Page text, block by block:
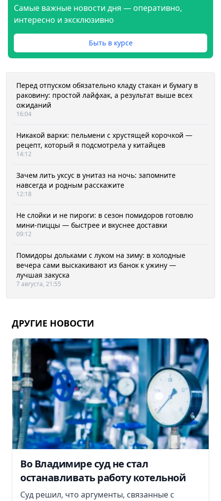
Самые важные новости дня — оперативно,
интересно и эксклюзивно
Быть в курсе
Перед отпуском обязательно кладу стакан и бумагу в
раковину: простой лайфхак, а результат выше всех
ожиданий
16:04
Никакой варки: пельмени с хрустящей корочкой —
рецепт, который я подсмотрела у китайцев
14:12
Зачем лить уксус в унитаз на ночь: запомните
навсегда и родным расскажите
12:18
Не слойки и не пироги: в сезон помидоров готовлю
мини-пиццы — быстрее и вкуснее доставки
09:12
Помидоры дольками с луком на зиму: в холодные
вечера сами выскакивают из банок к ужину —
лучшая закуска
7 августа, 21:55
ДРУГИЕ НОВОСТИ
Во Владимире суд не стал
останавливать работу котельной
Суд решил, что аргументы, связанные с